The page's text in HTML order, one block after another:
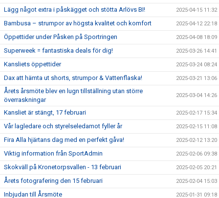
Lägg något extra i påskägget och stötta Arlövs BI! 2025-04-15 11:32
Bambusa – strumpor av högsta kvalitet och komfort 2025-04-12 22:18
Öppettider under Påsken på Sportringen 2025-04-08 18:09
Superweek = fantastiska deals för dig! 2025-03-26 14:41
Kansliets öppettider 2025-03-24 08:24
Dax att hämta ut shorts, strumpor & Vattenflaska! 2025-03-21 13:06
Årets årsmöte blev en lugn tillställning utan större
överraskningar
2025-03-04 14:26
Kansliet är stängt, 17 februari 2025-02-17 15:34
Vår lagledare och styrelseledamot fyller år 2025-02-15 11:08
Fira Alla hjärtans dag med en perfekt gåva! 2025-02-12 13:20
Viktig information från SportAdmin 2025-02-06 09:38
Skokväll på Kronetorpsvallen - 13 februari 2025-02-05 20:21
Årets fotografering den 15 februari 2025-02-04 15:03
Inbjudan till Årsmöte 2025-01-31 09:18